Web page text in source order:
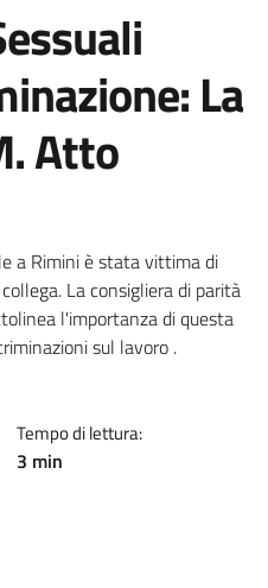
La
Atto
a Rimini è stata vittima di
La consigliera di parità
l'importanza di questa
sul lavoro .
Tempo di lettura:
3 min